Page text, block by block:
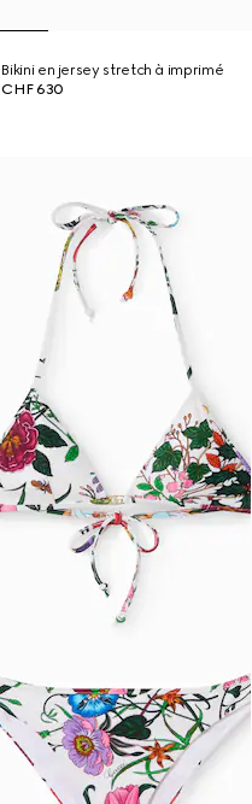
Bikini en jersey stretch à imprimé
CHF 630